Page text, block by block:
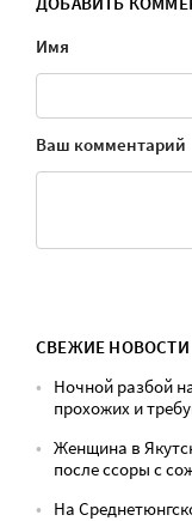
Имя
Ваш комментарий
СВЕЖИЕ НОВОСТИ
Ночной разбой
прохожих и
Женщина в
после ссоры с
На